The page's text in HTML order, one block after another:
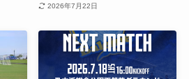
2026年7月22日